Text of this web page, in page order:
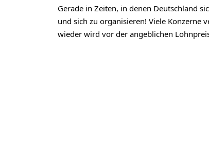
Gerade in Zeiten, in denen Deutschland
und sich zu organisieren! Viele Konzerne
wieder wird vor der angeblichen